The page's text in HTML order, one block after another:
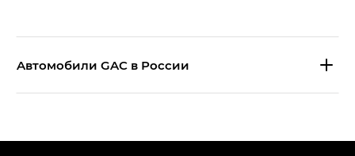
Aвтомобили GAC в России
Эс Икс ПРЕМИУМ — SX PREMIUM